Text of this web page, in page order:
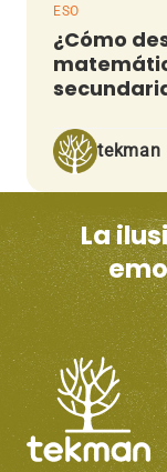
ESO
¿Cómo
tekman
La